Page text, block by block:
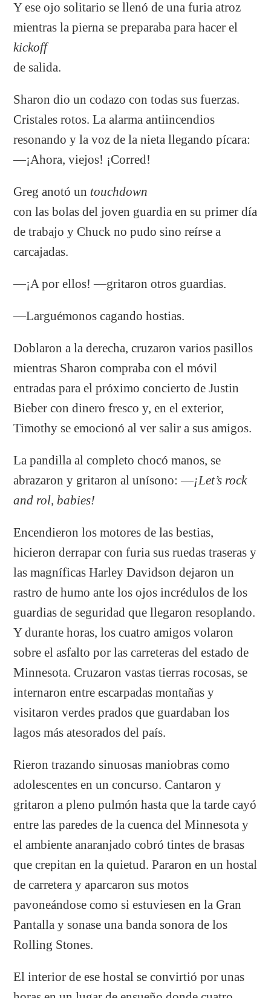
Y ese ojo solitario se llenó de una furia atroz
mientras la pierna se preparaba para hacer el
kickoff
de salida.
Sharon dio un codazo con todas sus fuerzas.
Cristales rotos. La alarma antiincendios
resonando y la voz de la nieta llegando pícara:
—¡Ahora, viejos! ¡Corred!
Greg anotó un touchdown
con las bolas del joven guardia en su primer día
de trabajo y Chuck no pudo sino reírse a
carcajadas.
—¡A por ellos! —gritaron otros guardias.
—Larguémonos cagando hostias.
Doblaron a la derecha, cruzaron varios pasillos
mientras Sharon compraba con el móvil
entradas para el próximo concierto de Justin
Bieber con dinero fresco y, en el exterior,
Timothy se emocionó al ver salir a sus amigos.
La pandilla al completo chocó manos, se
abrazaron y gritaron al unísono: —¡Let’s rock
and rol, babies!
Encendieron los motores de las bestias,
hicieron derrapar con furia sus ruedas traseras y
las magníficas Harley Davidson dejaron un
rastro de humo ante los ojos incrédulos de los
guardias de seguridad que llegaron resoplando.
Y durante horas, los cuatro amigos volaron
sobre el asfalto por las carreteras del estado de
Minnesota. Cruzaron vastas tierras rocosas, se
internaron entre escarpadas montañas y
visitaron verdes prados que guardaban los
lagos más atesorados del país.
Rieron trazando sinuosas maniobras como
adolescentes en un concurso. Cantaron y
gritaron a pleno pulmón hasta que la tarde cayó
entre las paredes de la cuenca del Minnesota y
el ambiente anaranjado cobró tintes de brasas
que crepitan en la quietud. Pararon en un hostal
de carretera y aparcaron sus motos
pavoneándose como si estuviesen en la Gran
Pantalla y sonase una banda sonora de los
Rolling Stones.
El interior de ese hostal se convirtió por unas